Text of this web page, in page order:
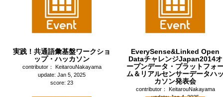
実践！共通語彙基盤ワークショ
ップ・ハッカソン
contributor： KeitarouNakayama
update: Jan 5, 2025
score: 23
EverySense&Linked Open
DataチャレンジJapan2014オ
ープンデータ・プラットフォ
ム＆リアルセンサーデータハ
カソン発表会
contributor： KeitarouNakayama